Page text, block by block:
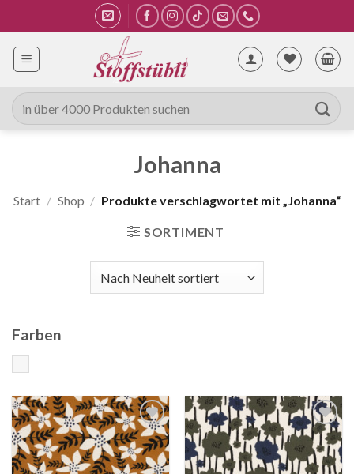
Inhalt
springen
Suche
nach:
Johanna
Start / Shop / Produkte verschlagwortet mit „Johanna“
SORTIMENT
Farben
Auf die
Wunschliste
Auf die
Wunschliste